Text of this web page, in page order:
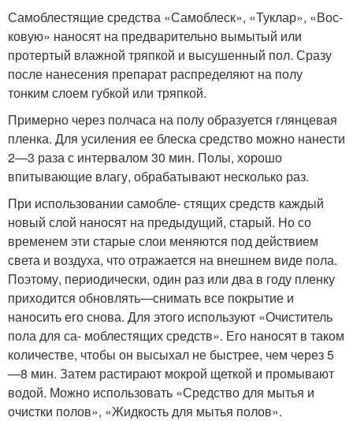
Самоблестящие средства «Самоблеск», «Туклар», «Вос­
ковую» наносят на предвари­тельно вымытый или
протертый влажной тряпкой и высушенный пол. Сразу
после нанесения препарат распределяют на по­лу
тонким слоем губкой или тряпкой.
Примерно через полчаса на полу образуется глянцевая
пленка. Для усиления ее блеска средство можно нанести
2—3 раза с интервалом 30 мин. По­лы, хорошо
впитывающие вла­гу, обрабатывают несколько раз.
При использовании самобле- стящих средств каждый
новый слой наносят на предыдущий, старый. Но со
временем эти старые слои меняются под дей­ствием
света и воздуха, что от­ражается на внешнем виде по­ла.
Поэтому, периодически, один раз или два в году пленку
приходится обновлять—сни­мать все покрытие и
наносить его снова. Для этого использу­ют «Очиститель
пола для са- моблестящих средств». Его на­носят в таком
количестве, что­бы он высыхал не быстрее, чем через 5
—8 мин. Затем расти­рают мокрой щеткой и промы­вают
водой. Можно использо­вать «Средство для мытья и
очистки полов», «Жидкость для мытья полов».